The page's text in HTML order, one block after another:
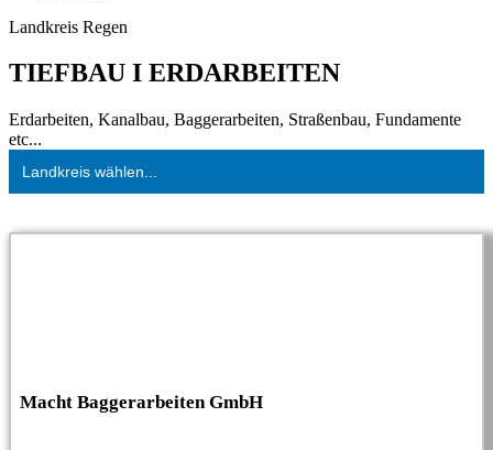
Landkreis Regen
TIEFBAU I ERDARBEITEN
Erdarbeiten, Kanalbau, Baggerarbeiten, Straßenbau, Fundamente
etc...
Landkreis wählen...
Macht Baggerarbeiten GmbH